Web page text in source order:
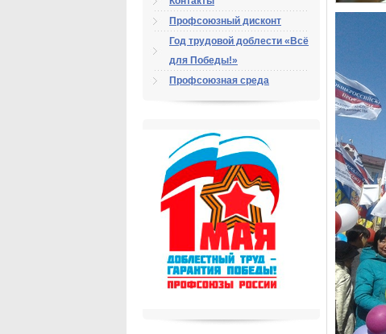
Профсоюзный дисконт
Год трудовой доблести «Всё
для Победы!»
Профсоюзная среда